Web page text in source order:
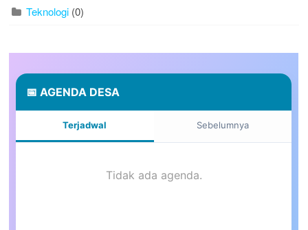
Teknologi (0)